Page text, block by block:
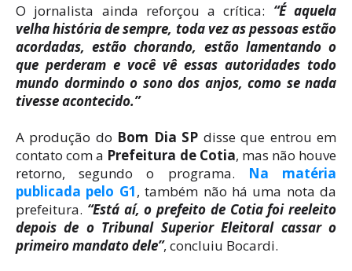
O jornalista ainda reforçou a crítica: “É aquela
velha história de sempre, toda vez as pessoas estão
acordadas, estão chorando, estão lamentando o
que perderam e você vê essas autoridades todo
mundo dormindo o sono dos anjos, como se nada
tivesse acontecido.”
A produção do Bom Dia SP disse que entrou em
contato com a Prefeitura de Cotia, mas não houve
retorno, segundo o programa. Na matéria
publicada pelo G1, também não há uma nota da
prefeitura. “Está aí, o prefeito de Cotia foi reeleito
depois de o Tribunal Superior Eleitoral cassar o
primeiro mandato dele”, concluiu Bocardi.